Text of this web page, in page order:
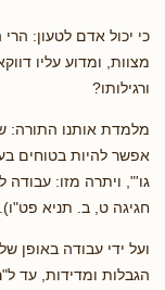
כי יכול אדם לטעון:
מצוות, ומדוע עליו
ורגילותו?
מלמדת אותנו התורה:
אפשר להיות בטוחים
גו'", ויתרה מזו: עבודה
חגיגה ט, ב. תניא פט"ו).
ועל ידי עבודה באופן
הגבלות ומדידות, עד ל"